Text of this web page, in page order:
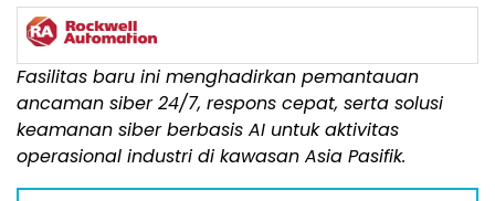
Fasilitas baru ini menghadirkan pemantauan
ancaman siber 24/7, respons cepat, serta solusi
keamanan siber berbasis AI untuk aktivitas
operasional industri di kawasan Asia Pasifik.